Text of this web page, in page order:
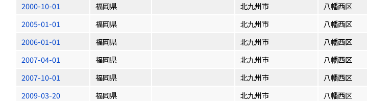
2000-10-01
福岡県 北九州市 八幡西区
2005-01-01
福岡県 北九州市 八幡西区
2006-01-01
福岡県 北九州市 八幡西区
2007-04-01
福岡県 北九州市 八幡西区
2007-10-01
福岡県 北九州市 八幡西区
2009-03-20
福岡県 北九州市 八幡西区